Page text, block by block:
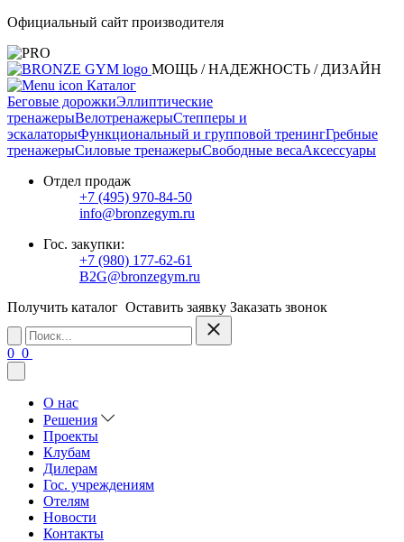
Официальный сайт производителя
МОЩЬ / НАДЕЖНОСТЬ / ДИЗАЙН
Каталог
Беговые дорожкиЭллиптические
тренажерыВелотренажерыСтепперы и
эскалаторыФункциональный и групповой тренингГребные
тренажерыСиловые тренажерыСвободные весаАксессуары
Отдел продаж
+7 (495) 970-84-50
info@bronzegym.ru
Гос. закупки:
+7 (980) 177-62-61
B2G@bronzegym.ru
Получить каталог Оставить заявку Заказать звонок
0 0
О нас
Решения
Проекты
Клубам
Дилерам
Гос. учреждениям
Отелям
Новости
Контакты